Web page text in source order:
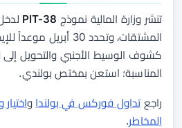
تنشر وزارة المالية نموذج PIT-38
المشتقات، وتحدد 30
المناسبة؛ استعن بمختص بولندي.
راجع تداول فوركس في بولندا و
المخاطر.